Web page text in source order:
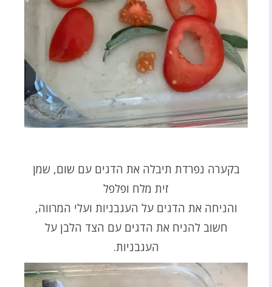
בקערה נפרדת תיבלה את הדגים עם שום, שמן
זית מלח ופלפל
והניחה את הדגים על העגבניות ועלי המרווה,
חשוב להניח את הדגים עם הצד הלבן על
העגבניות.